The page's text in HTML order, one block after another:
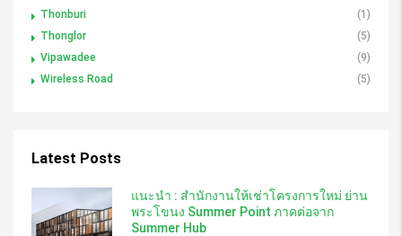
Thonburi
(1)
Thonglor
(5)
Vipawadee
(9)
Wireless Road
(5)
Latest Posts
แนะนำ : สำนักงานให้เช่าโครงการใหม่ ย่าน
พระโขนง Summer Point ภาคต่อจาก
Summer Hub